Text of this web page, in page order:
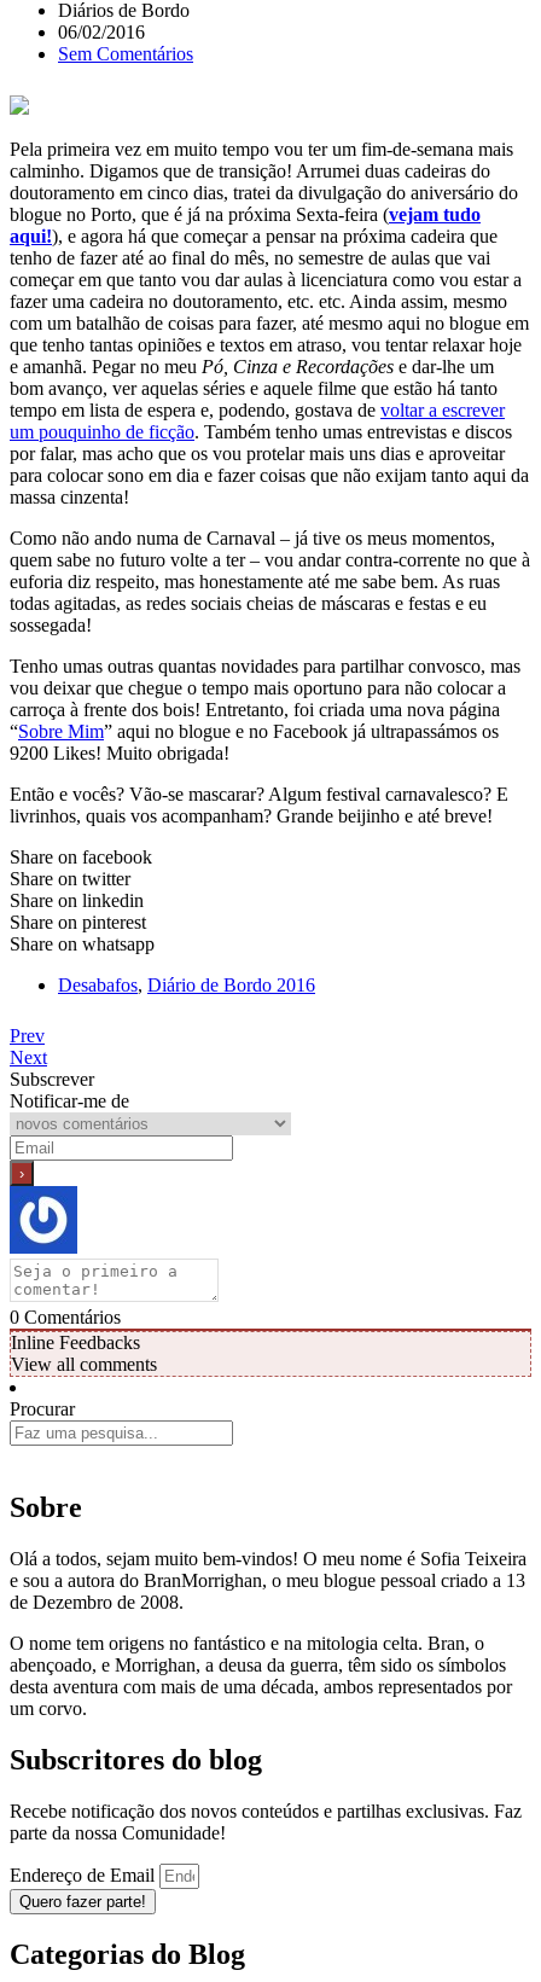
Diários de Bordo
06/02/2016
Sem Comentários
Pela primeira vez em muito tempo vou ter um fim-de-semana mais
calminho. Digamos que de transição! Arrumei duas cadeiras do
doutoramento em cinco dias, tratei da divulgação do aniversário do
blogue no Porto, que é já na próxima Sexta-feira (vejam tudo
aqui!), e agora há que começar a pensar na próxima cadeira que
tenho de fazer até ao final do mês, no semestre de aulas que vai
começar em que tanto vou dar aulas à licenciatura como vou estar a
fazer uma cadeira no doutoramento, etc. etc. Ainda assim, mesmo
com um batalhão de coisas para fazer, até mesmo aqui no blogue em
que tenho tantas opiniões e textos em atraso, vou tentar relaxar hoje
e amanhã. Pegar no meu Pó, Cinza e Recordações e dar-lhe um
bom avanço, ver aquelas séries e aquele filme que estão há tanto
tempo em lista de espera e, podendo, gostava de voltar a escrever
um pouquinho de ficção. Também tenho umas entrevistas e discos
por falar, mas acho que os vou protelar mais uns dias e aproveitar
para colocar sono em dia e fazer coisas que não exijam tanto aqui da
massa cinzenta!
Como não ando numa de Carnaval – já tive os meus momentos,
quem sabe no futuro volte a ter – vou andar contra-corrente no que à
euforia diz respeito, mas honestamente até me sabe bem. As ruas
todas agitadas, as redes sociais cheias de máscaras e festas e eu
sossegada!
Tenho umas outras quantas novidades para partilhar convosco, mas
vou deixar que chegue o tempo mais oportuno para não colocar a
carroça à frente dos bois! Entretanto, foi criada uma nova página
“Sobre Mim” aqui no blogue e no Facebook já ultrapassámos os
9200 Likes! Muito obrigada!
Então e vocês? Vão-se mascarar? Algum festival carnavalesco? E
livrinhos, quais vos acompanham? Grande beijinho e até breve!
Share on facebook
Share on twitter
Share on linkedin
Share on pinterest
Share on whatsapp
Desabafos, Diário de Bordo 2016
Prev
Next
Subscrever
Notificar-me de
0 Comentários
Inline Feedbacks
View all comments
Procurar
Sobre
Olá a todos, sejam muito bem-vindos! O meu nome é Sofia Teixeira
e sou a autora do BranMorrighan, o meu blogue pessoal criado a 13
de Dezembro de 2008.
O nome tem origens no fantástico e na mitologia celta. Bran, o
abençoado, e Morrighan, a deusa da guerra, têm sido os símbolos
desta aventura com mais de uma década, ambos representados por
um corvo.
Subscritores do blog
Recebe notificação dos novos conteúdos e partilhas exclusivas. Faz
parte da nossa Comunidade!
Endereço de Email
Quero fazer parte!
Categorias do Blog